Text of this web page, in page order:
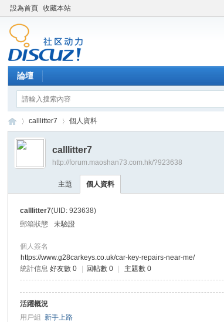
設為首頁 收藏本站
論壇
›
calllitter7 個人資料
calllitter7
http://forum.maoshan73.com.hk/?923638
主題 個人資料
calllitter7(UID: 923638)
郵箱狀態
未驗證
個人簽名
https://www.g28carkeys.co.uk/car-key-repairs-near-me/
統計信息 好友數 0 回帖數 0 主題數 0
活躍概況
用戶組新手上路